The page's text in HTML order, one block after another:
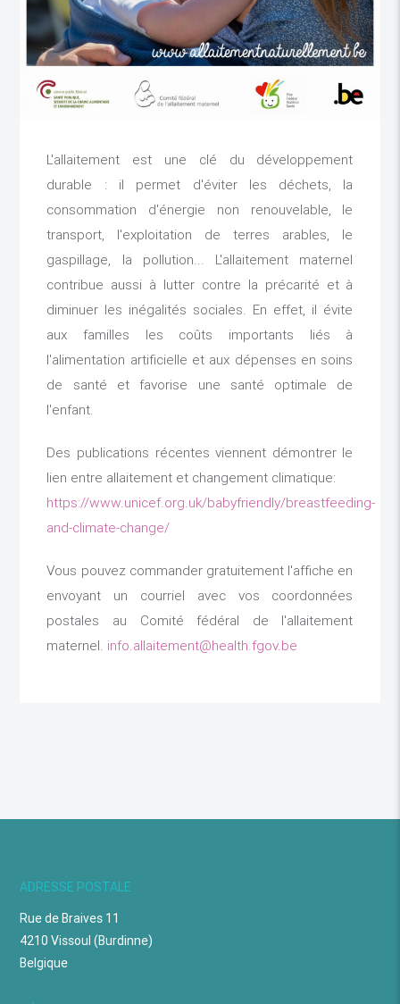
L'allaitement est une clé du développement
durable : il permet d'éviter les déchets, la
consommation d'énergie non renouvelable, le
transport, l'exploitation de terres arables, le
gaspillage, la pollution... L'allaitement maternel
contribue aussi à lutter contre la précarité et à
diminuer les inégalités sociales. En effet, il évite
aux familles les coûts importants liés à
l'alimentation artificielle et aux dépenses en soins
de santé et favorise une santé optimale de
l'enfant.
Des publications récentes viennent démontrer le
lien entre allaitement et changement climatique:
https://www.unicef.org.uk/babyfriendly/breastfeeding-
and-climate-change/
Vous pouvez commander gratuitement l'affiche en
envoyant un courriel avec vos coordonnées
postales au Comité fédéral de l'allaitement
maternel. info.allaitement@health.fgov.be
ADRESSE POSTALE
Rue de Braives 11
4210 Vissoul (Burdinne)
Belgique